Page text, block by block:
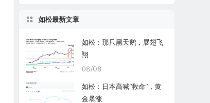
如松最新文章
如松：那只黑天鹅，展翅飞
翔
08/08
如松：日本高喊“救命”，黄
金暴涨